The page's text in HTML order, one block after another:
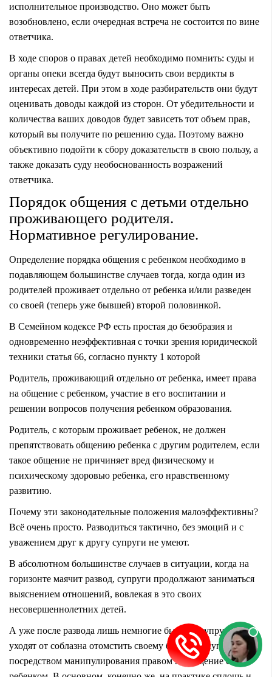
исполнительное производство. Оно может быть
возобновлено, если очередная встреча не состоится по вине
ответчика.
В ходе споров о правах детей необходимо помнить: суды и
органы опеки всегда будут выносить свои вердикты в
интересах детей. При этом в ходе разбирательств они будут
оценивать доводы каждой из сторон. От убедительности и
количества ваших доводов будет зависеть тот объем прав,
который вы получите по решению суда. Поэтому важно
объективно подойти к сбору доказательств в свою пользу, а
также доказать суду необоснованность возражений
ответчика.
Порядок общения с детьми отдельно
проживающего родителя.
Нормативное регулирование.
Определение порядка общения с ребенком необходимо в
подавляющем большинстве случаев тогда, когда один из
родителей проживает отдельно от ребенка и/или разведен
со своей (теперь уже бывшей) второй половинкой.
В Семейном кодексе РФ есть простая до безобразия и
одновременно неэффективная с точки зрения юридической
техники статья 66, согласно пункту 1 которой
Родитель, проживающий отдельно от ребенка, имеет права
на общение с ребенком, участие в его воспитании и
решении вопросов получения ребенком образования.
Родитель, с которым проживает ребенок, не должен
препятствовать общению ребенка с другим родителем, если
такое общение не причиняет вред физическому и
психическому здоровью ребенка, его нравственному
развитию.
Почему эти законодательные положения малоэффективны?
Всё очень просто. Разводиться тактично, без эмоций и с
уважением друг к другу супруги не умеют.
В абсолютном большинстве случаев в ситуации, когда на
горизонте маячит развод, супруги продолжают заниматься
выяснением отношений, вовлекая в это своих
несовершеннолетних детей.
А уже после развода лишь немногие бывшие супруги
уходят от соблазна отомстить своему бывшему супругу
посредством манипулирования правом на общение с